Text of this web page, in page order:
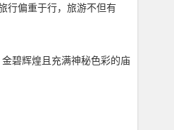
行偏重于行，旅游不但有
碧辉煌且充满神秘色彩的庙